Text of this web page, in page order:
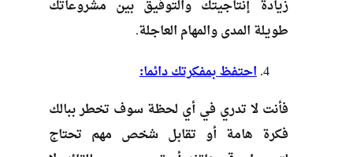
زيادة إنتاجيتك والتوفيق بين مشروعاتك
طويلة المدى والمهام العاجلة.
احتفظ بمفكرتك دائما:
فأنت لا تدري في أي لحظة سوف تخطر ببالك
فكرة هامة أو تقابل شخص مهم تحتاج